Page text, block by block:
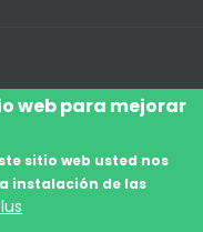
web para mejorar
sitio web usted nos
instalación de las